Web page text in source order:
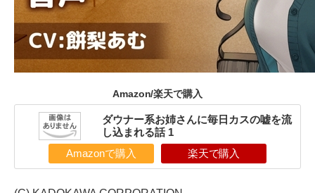
Amazon/楽天で購入
ダウナー系お姉さんに毎日カスの嘘を流
し込まれる話 1
Amazonで購入 楽天で購入